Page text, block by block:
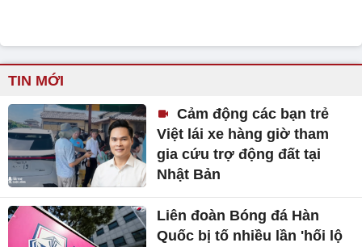
TIN MỚI
Cảm động các bạn trẻ
Việt lái xe hàng giờ tham
gia cứu trợ động đất tại
Nhật Bản
Liên đoàn Bóng đá Hàn
Quốc bị tố nhiều lần 'hối lộ